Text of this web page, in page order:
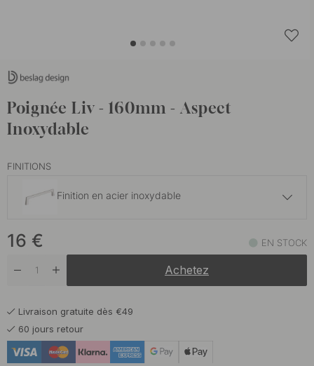
Poignée Liv - 160mm - Aspect
Inoxydable
FINITIONS
Finition en acier inoxydable
En stock
En stock
16 € EN STOCK
Achetez
Livraison gratuite dès €49
60 jours retour